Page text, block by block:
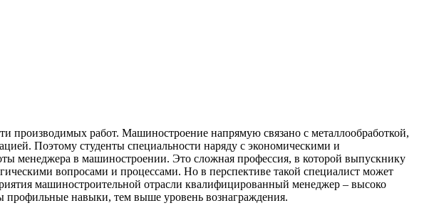
производимых работ. Машиностроение напрямую связано с металлообработкой,
Поэтому студенты специальности наряду с экономическими и
менеджера в машиностроении. Это сложная профессия, в которой выпускнику
вопросами и процессами. Но в перспективе такой специалист может
машиностроительной отрасли квалифицированный менеджер – высоко
профильные навыки, тем выше уровень вознаграждения.